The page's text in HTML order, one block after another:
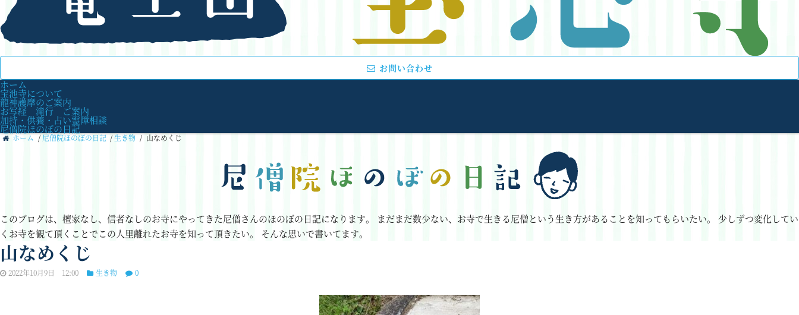
お問い合わせ
ホーム
宝池寺について
龍神護摩のご案内
お写経 滝行 ご案内
加持・供養・占い霊障相談
尼僧院ほのぼの日記
ホーム /尼僧院ほのぼの日記 /生き物 / 山なめくじ
このブログは、檀家なし、信者なしのお寺にやってきた尼僧さんのほのぼの日記になります。 まだまだ数少ない、お寺で生きる尼僧という生き方があることを知ってもらいたい。
少しずつ変化してい
くお寺を観て頂くことでこの人里離れたお寺を知って頂きたい。 そんな思いで書いてます。
山なめくじ
2022年10月9日 12:00 生き物 0